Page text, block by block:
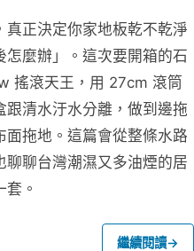
正決定你家地板乾不乾淨
麼辦」。這次要開箱的石
搖滾天王，用 27cm 滾筒
清水汙水分離，做到邊拖
拖地。這篇會從整條水路
聊台灣潮濕又多油煙的居
。
繼續閱讀→